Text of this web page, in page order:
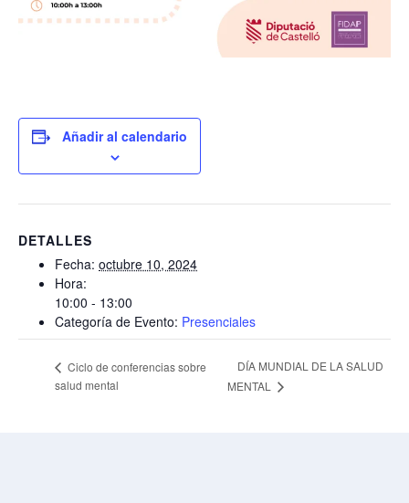
Añadir al calendario
DETALLES
Fecha: octubre 10, 2024
Hora:
10:00 - 13:00
Categoría de Evento: Presenciales
Ciclo de conferencias sobre
salud mental
DÍA MUNDIAL DE LA SALUD
MENTAL